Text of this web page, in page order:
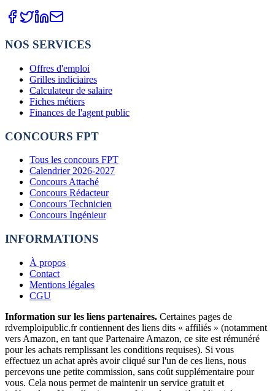
NOS SERVICES
Offres d'emploi
Grilles indiciaires
Calculateur de salaire
Fiches métiers
Finances de l'agent public
CONCOURS FPT
Tous les concours FPT
Calendrier 2026-2027
Concours Attaché
Concours Rédacteur
Concours Technicien
Concours Ingénieur
INFORMATIONS
À propos
Contact
Mentions légales
CGU
Information sur les liens partenaires. Certaines pages de
rdvemploipublic.fr contiennent des liens dits « affiliés » (notamment
vers Amazon, en tant que Partenaire Amazon, ce site est rémunéré
pour les achats remplissant les conditions requises). Si vous
effectuez un achat après avoir cliqué sur l'un de ces liens, nous
percevons une petite commission, sans coût supplémentaire pour
vous. Cela nous permet de maintenir un service gratuit et